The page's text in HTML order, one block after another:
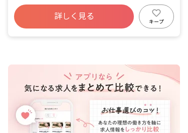
有給
昇給昇進あり 車通勤可 研修充実
詳しく見る
キープ